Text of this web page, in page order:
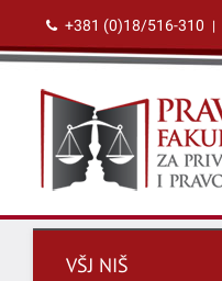
+381 (0)18/516-310 |
VŠJ NIŠ